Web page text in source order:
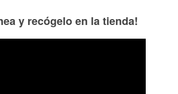
y recógelo en la tienda!